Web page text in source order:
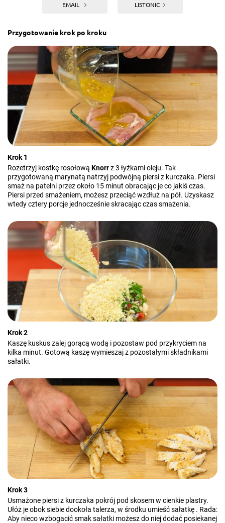
EMAIL LISTONIC
Przygotowanie krok po kroku
Krok 1
Rozetrzyj kostkę rosołową Knorrz 3 łyżkami oleju. Tak
przygotowaną marynatą natrzyj podwójną piersi z kurczaka. Piersi
smaż na patelni przez około 15 minut obracając je co jakiś czas.
Piersi przed smażeniem, możesz przeciąć wzdłuż na pół. Uzyskasz
wtedy cztery porcje jednocześnie skracając czas smażenia.
Krok 2
Kaszę kuskus zalej gorącą wodą i pozostaw pod przykryciem na
kilka minut. Gotową kaszę wymieszaj z pozostałymi składnikami
sałatki.
Krok 3
Usmażone piersi z kurczaka pokrój pod skosem w cienkie plastry.
Ułóż je obok siebie dookoła talerza, w środku umieść sałatkę . Rada:
Aby nieco wzbogacić smak sałatki możesz do niej dodać posiekanej